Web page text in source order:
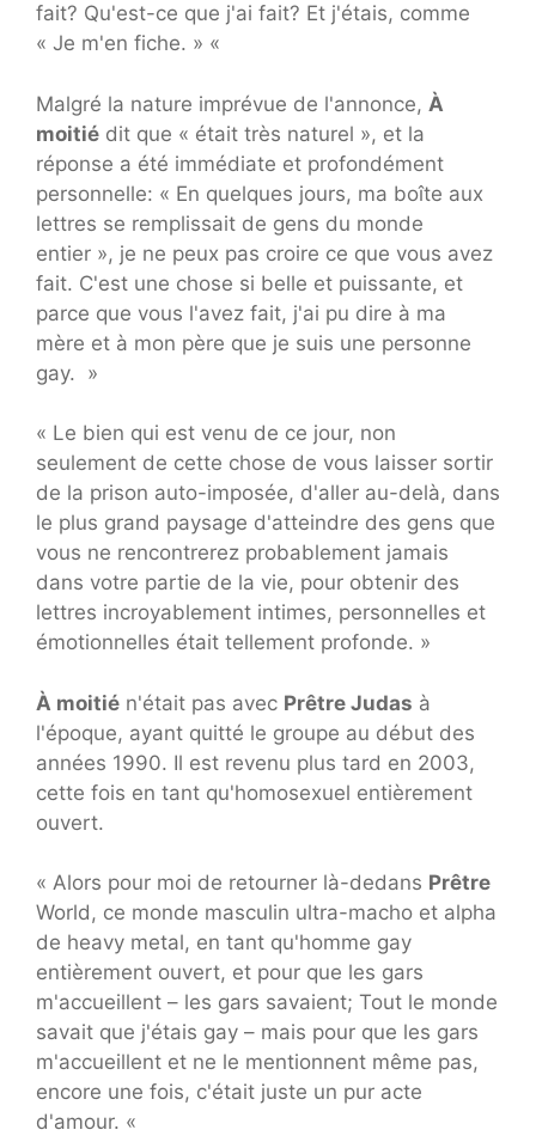
fait? Qu'est-ce que j'ai fait? Et j'étais, comme
« Je m'en fiche. » «
Malgré la nature imprévue de l'annonce, À
moitié dit que « était très naturel », et la
réponse a été immédiate et profondément
personnelle: « En quelques jours, ma boîte aux
lettres se remplissait de gens du monde
entier », je ne peux pas croire ce que vous avez
fait. C'est une chose si belle et puissante, et
parce que vous l'avez fait, j'ai pu dire à ma
mère et à mon père que je suis une personne
gay. »
« Le bien qui est venu de ce jour, non
seulement de cette chose de vous laisser sortir
de la prison auto-imposée, d'aller au-delà, dans
le plus grand paysage d'atteindre des gens que
vous ne rencontrerez probablement jamais
dans votre partie de la vie, pour obtenir des
lettres incroyablement intimes, personnelles et
émotionnelles était tellement profonde. »
À moitié n'était pas avec Prêtre Judas à
l'époque, ayant quitté le groupe au début des
années 1990. Il est revenu plus tard en 2003,
cette fois en tant qu'homosexuel entièrement
ouvert.
« Alors pour moi de retourner là-dedans Prêtre
World, ce monde masculin ultra-macho et alpha
de heavy metal, en tant qu'homme gay
entièrement ouvert, et pour que les gars
m'accueillent – les gars savaient; Tout le monde
savait que j'étais gay – mais pour que les gars
m'accueillent et ne le mentionnent même pas,
encore une fois, c'était juste un pur acte
d'amour. «